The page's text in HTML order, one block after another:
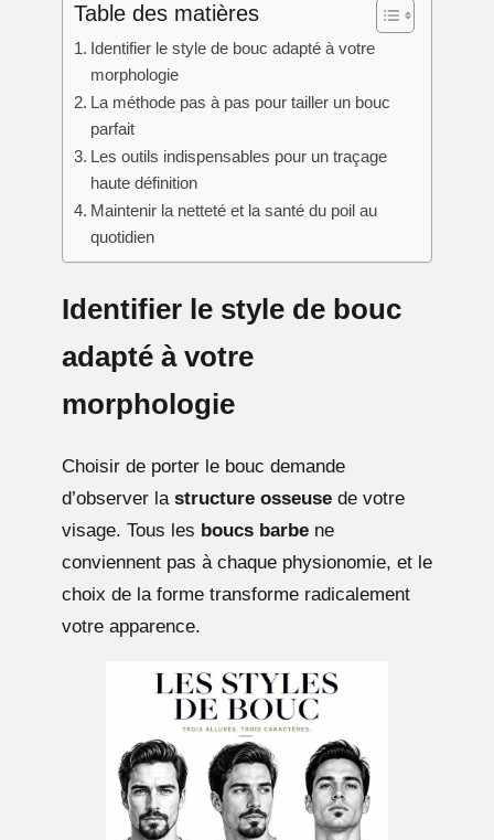
Table des matières
Identifier le style de bouc adapté à votre
morphologie
La méthode pas à pas pour tailler un bouc
parfait
Les outils indispensables pour un traçage
haute définition
Maintenir la netteté et la santé du poil au
quotidien
Identifier le style de bouc
adapté à votre
morphologie
Choisir de porter le bouc demande
d’observer la structure osseuse de votre
visage. Tous les boucs barbe ne
conviennent pas à chaque physionomie, et le
choix de la forme transforme radicalement
votre apparence.